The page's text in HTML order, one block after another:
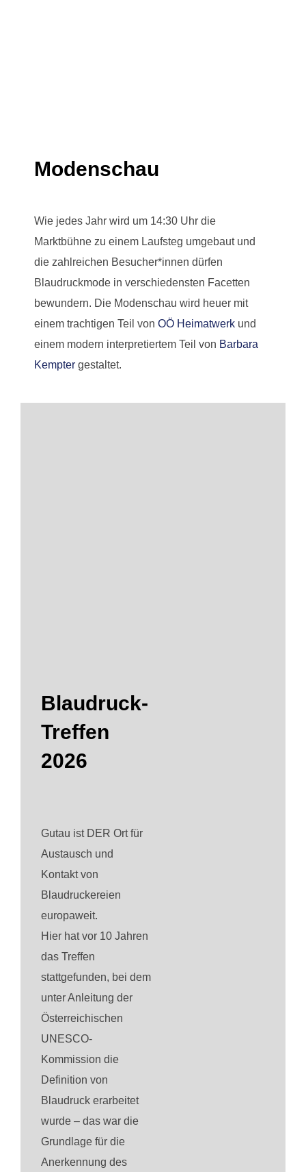
Modenschau
Wie jedes Jahr wird um 14:30 Uhr die
Marktbühne zu einem Laufsteg umgebaut und
die zahlreichen Besucher*innen dürfen
Blaudruckmode in verschiedensten Facetten
bewundern. Die Modenschau wird heuer mit
einem trachtigen Teil von OÖ Heimatwerk und
einem modern interpretiertem Teil von Barbara
Kempter gestaltet.
Blaudruck-
Treffen
2026
Gutau ist DER Ort für
Austausch und
Kontakt von
Blaudruckereien
europaweit.
Hier hat vor 10 Jahren
das Treffen
stattgefunden, bei dem
unter Anleitung der
Österreichischen
UNESCO-
Kommission die
Definition von
Blaudruck erarbeitet
wurde – das war die
Grundlage für die
Anerkennung des